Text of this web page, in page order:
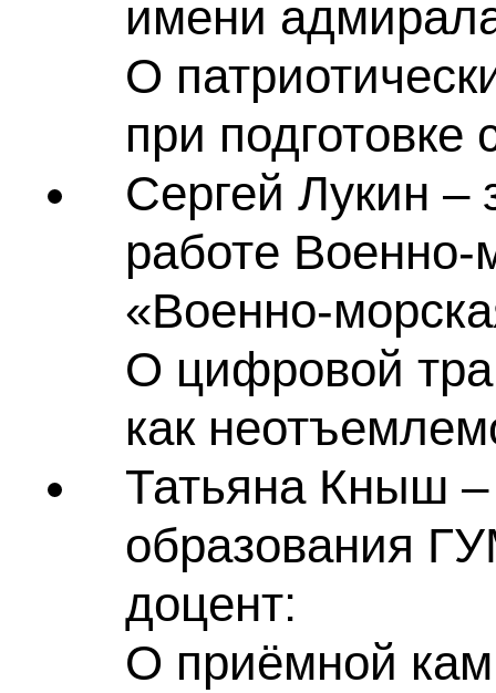
имени
О
при подготовке
Сергей Лукин –
работе Военно-
«Военно-
О цифровой
как
Татьяна Кныш –
образования
доцент:
О приёмной